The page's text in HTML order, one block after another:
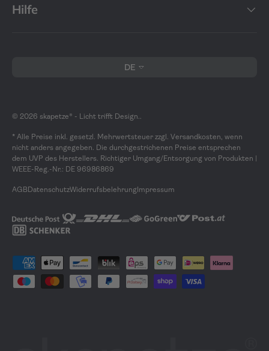
Hilfe
DE
© 2026 skapetze® - Licht trifft Design..
* Alle Preise inkl. gesetzl. Mehrwertsteuer zzgl. Versandkosten, wenn
nicht anders angegeben. Die durchgestrichenen Preise entsprechen
dem UVP des Herstellers. Richtiger Umgang/Entsorgung von Produkten |
WEEE-Reg.-Nr.: DE 96986869
AGB DatenschutzWiderrufsbelehrung Impressum
Zahlungsmethoden